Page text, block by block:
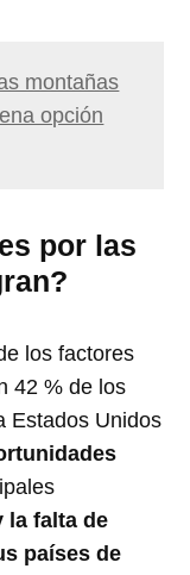
montañas
opción
por las
los factores
42 % de los
Estados Unidos
la falta de
países de